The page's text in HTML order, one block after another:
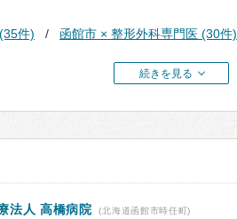
件)
函館市 × 整形外科専門医 (30件)
続きを見る
法人 高橋病院 (北海道函館市時任町)